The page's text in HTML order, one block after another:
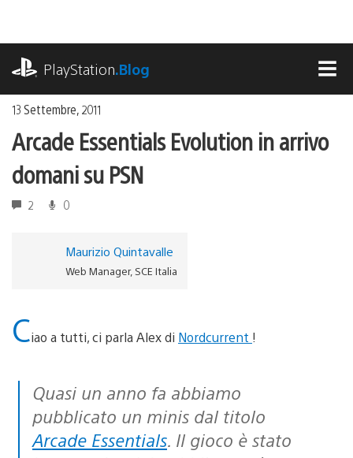
contenuto
PlayStation.Blog
13 Settembre, 2011
Arcade Essentials Evolution in arrivo
domani su PSN
2 0
Maurizio Quintavalle
Web Manager, SCE Italia
Ciao a tutti, ci parla Alex di Nordcurrent !
Quasi un anno fa abbiamo
pubblicato un minis dal titolo
Arcade Essentials. Il gioco è stato